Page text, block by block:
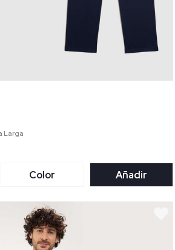
Larga
Color Añadir